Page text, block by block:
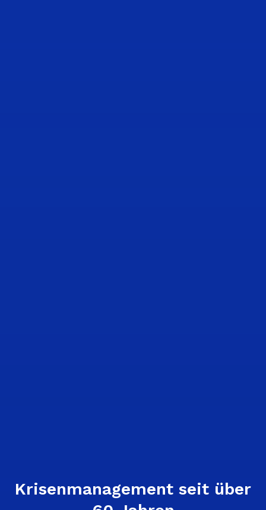
Krisenmanagement seit über